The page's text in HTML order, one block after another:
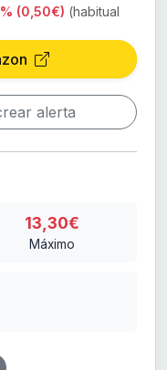
(0,50€) (habitual
alerta
13,30€
Máximo